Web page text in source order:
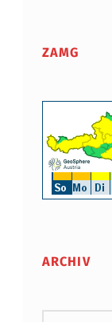
ZAMG
ARCHIV
Archiv